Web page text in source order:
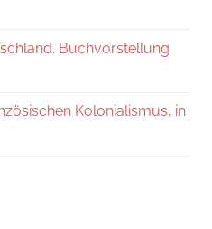
Buchvorstellung
Kolonialismus, in